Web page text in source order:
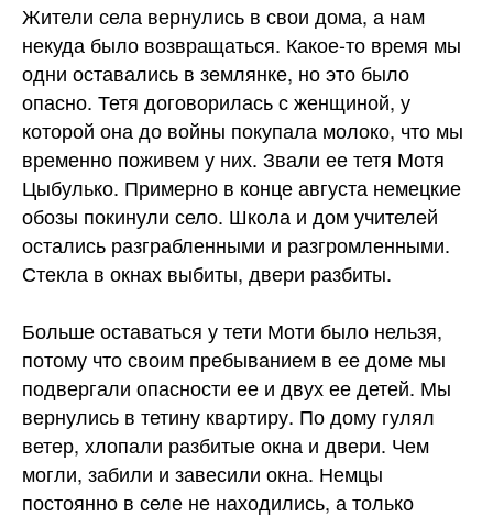
Жители села вернулись в свои дома, а нам
некуда было возвращаться. Какое-то время мы
одни оставались в землянке, но это было
опасно. Тетя договорилась с женщиной, у
которой она до войны покупала молоко, что мы
временно поживем у них. Звали ее тетя Мотя
Цыбулько. Примерно в конце августа немецкие
обозы покинули село. Школа и дом учителей
остались разграбленными и разгромленными.
Стекла в окнах выбиты, двери разбиты.
Больше оставаться у тети Моти было нельзя,
потому что своим пребыванием в ее доме мы
подвергали опасности ее и двух ее детей. Мы
вернулись в тетину квартиру. По дому гулял
ветер, хлопали разбитые окна и двери. Чем
могли, забили и завесили окна. Немцы
постоянно в селе не находились, а только